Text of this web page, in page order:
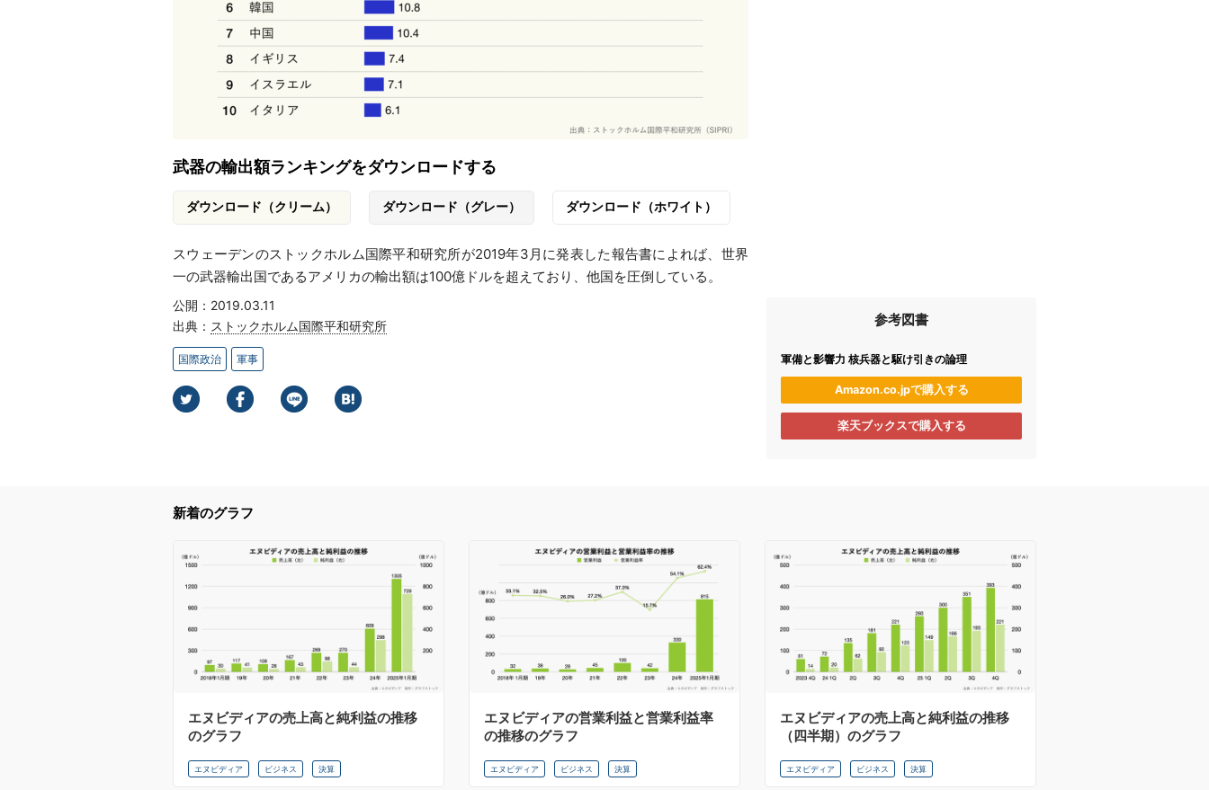
武器の輸出額ランキングをダウンロードする
ダウンロード（クリーム） ダウンロード（グレー） ダウンロード（ホワイト）
スウェーデンのストックホルム国際平和研究所が2019年3月に発表した報告書によれば、世界
一の武器輸出国であるアメリカの輸出額は100億ドルを超えており、他国を圧倒している。
公開：2019.03.11
出典： ストックホルム国際平和研究所
国際政治 軍事
参考図書
軍備と影響力 核兵器と駆け引きの論理
Amazon.co.jpで購入する
楽天ブックスで購入する
新着のグラフ
エヌビディアの売上高と純利益の推移
のグラフ
エヌビディア ビジネス 決算
エヌビディアの営業利益と営業利益率
の推移のグラフ
エヌビディア ビジネス 決算
エヌビディアの売上高と純利益の推移
（四半期）のグラフ
エヌビディア ビジネス 決算